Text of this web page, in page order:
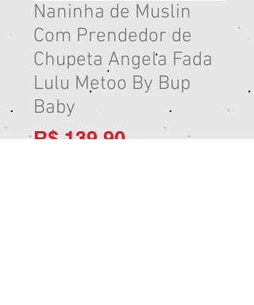
Naninha de Muslin
Com Prendedor de
Chupeta Angela Fada
Lulu Metoo By Bup
Baby
R$ 139,90Preço